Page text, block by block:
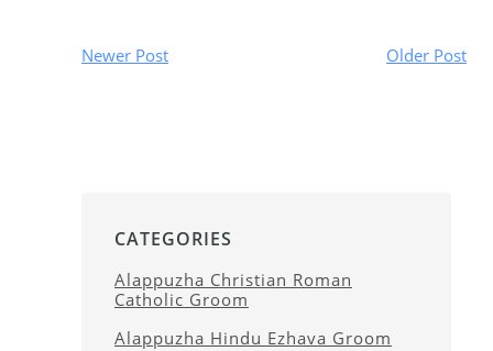
Newer Post Older Post
CATEGORIES
Alappuzha Christian Roman
Catholic Groom
Alappuzha Hindu Ezhava Groom